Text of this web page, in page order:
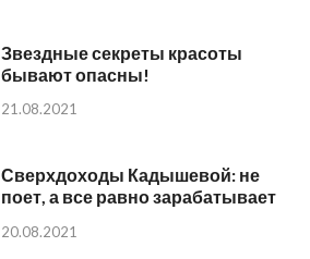
Звездные секреты красоты
бывают опасны!
21.08.2021
Сверхдоходы Кадышевой: не
поет, а все равно зарабатывает
20.08.2021